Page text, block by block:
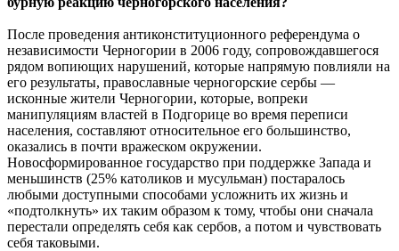
После проведения антиконституционного референдума о
независимости Черногории в 2006 году, сопровождавшегося
рядом вопиющих нарушений, которые напрямую повлияли на
его результаты, православные черногорские сербы —
исконные жители Черногории, которые, вопреки
манипуляциям властей в Подгорице во время переписи
населения, составляют относительное его большинство,
оказались в почти вражеском окружении.
Новосформированное государство при поддержке Запада и
меньшинств (25% католиков и мусульман) постаралось
любыми доступными способами усложнить их жизнь и
«подтолкнуть» их таким образом к тому, чтобы они сначала
перестали определять себя как сербов, а потом и чувствовать
себя таковыми.